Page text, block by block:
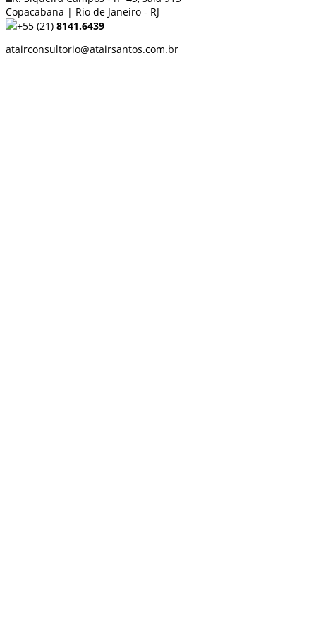
Copacabana | Rio de Janeiro - RJ
+55 (21) 8141.6439
atairconsultorio@atairsantos.com.br